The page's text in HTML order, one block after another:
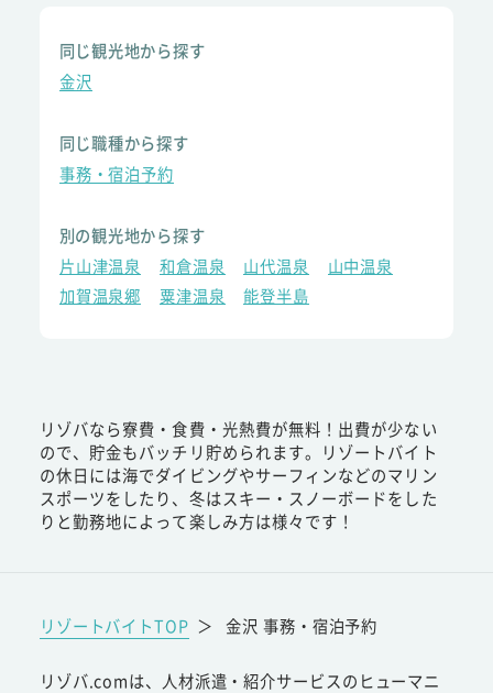
同じ観光地から探す
金沢
同じ職種から探す
事務・宿泊予約
別の観光地から探す
片山津温泉
和倉温泉 山代温泉
山中温泉
加賀温泉郷
粟津温泉 能登半島
リゾバなら寮費・食費・光熱費が無料！出費が少ない
ので、貯金もバッチリ貯められます。リゾートバイト
の休日には海でダイビングやサーフィンなどのマリン
スポーツをしたり、冬はスキー・スノーボードをした
りと勤務地によって楽しみ方は様々です！
リゾートバイトTOP ＞ 金沢 事務・宿泊予約
リゾバ.comは、人材派遣・紹介サービスのヒューマニ